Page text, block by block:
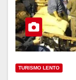
TURISMO LENTO